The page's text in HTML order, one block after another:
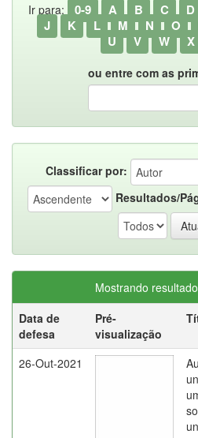
Ir para: 0-9 A B C D
J
K L M N O
U
V W X
ou entre com as
Classificar por:
Resultados/
Mostrando
Data de
defesa
Pré-
visualização
26-Out-2021